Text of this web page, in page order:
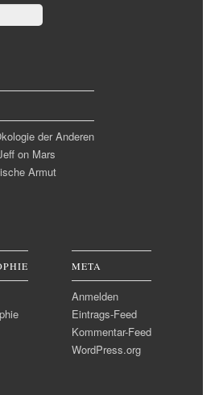
der Anderen
on Mars
Armut
META
Anmelden
Eintrags-Feed
Kommentar-Feed
WordPress.org